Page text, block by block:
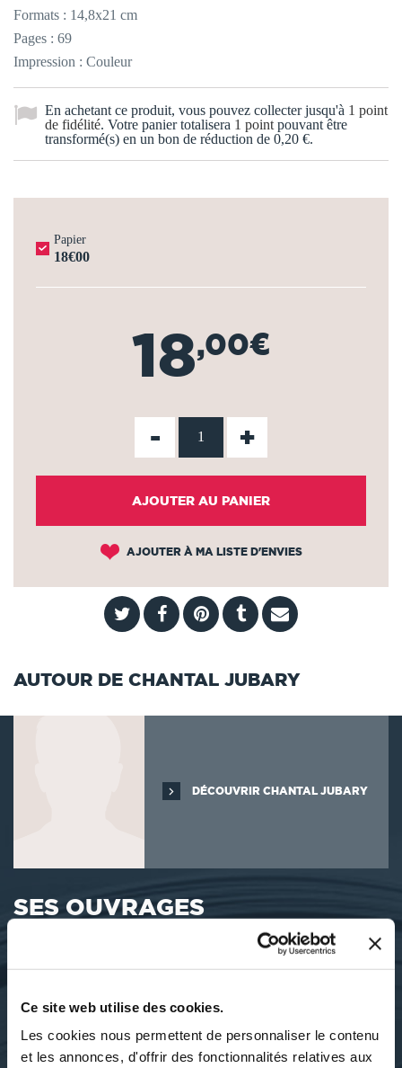
Ce site web utilise des cookies.
Les cookies nous permettent de personnaliser le contenu
et les annonces, d'offrir des fonctionnalités relatives aux
Formats : 14,8x21 cm
Pages : 69
Impression : Couleur
En achetant ce produit, vous pouvez collecter jusqu'à 1 point
de fidélité. Votre panier totalisera 1 point pouvant être
transformé(s) en un bon de réduction de 0,20 €.
Papier
18€00
18,00€
- +
AJOUTER AU PANIER
AJOUTER À MA LISTE D'ENVIES
AUTOUR DE CHANTAL JUBARY
DÉCOUVRIR CHANTAL JUBARY
SES OUVRAGES